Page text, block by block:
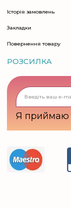
Історія замовлень
Закладки
Повернення товару
РОЗСИЛКА
Я приймаю